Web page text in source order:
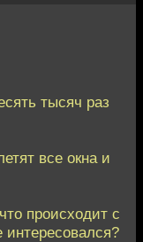
тысяч раз
все окна и
происходит с